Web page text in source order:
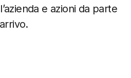
e azioni da parte